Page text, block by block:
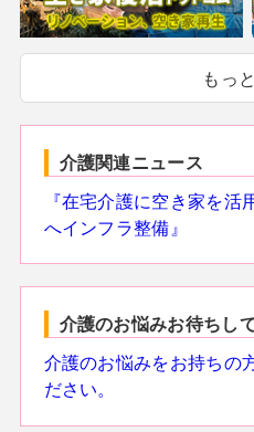
もっ
介護関連ニュース
『在宅介護に空き家を
へインフラ整備』
介護のお悩みお待ちし
介護のお悩みをお持ちの
ださい。